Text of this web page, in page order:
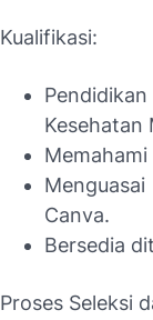
Kualifikasi:
Kesehatan
Canva.
Bersedia
Proses Seleksi